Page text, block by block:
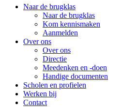
Naar de brugklas
Naar de brugklas
Kom kennismaken
Aanmelden
Over ons
Over ons
Directie
Meedenken en -doen
Handige documenten
Scholen en profielen
Werken bij
Contact